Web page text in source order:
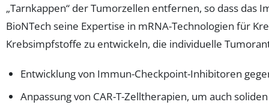
„Tarnkappen“ der Tumorzellen entfernen, so dass das
BioNTech seine Expertise in mRNA-Technologien für
Krebsimpfstoffe zu entwickeln, die individuelle
Entwicklung von Immun-Checkpoint-Inhibitoren
Anpassung von CAR-T-Zelltherapien, um auch